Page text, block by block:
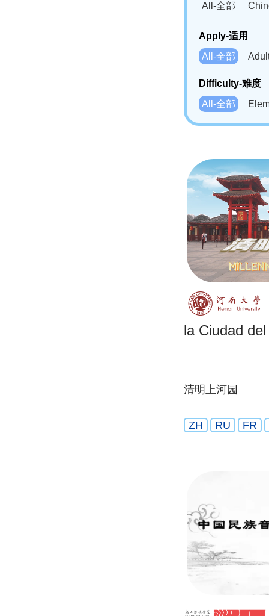
All-全部
Bahasa
Swahili(SW)-
Apply-适用
All-全部
Difficulty-难度
All-全部
la Ciudad
清明上河园
ZH RU FR